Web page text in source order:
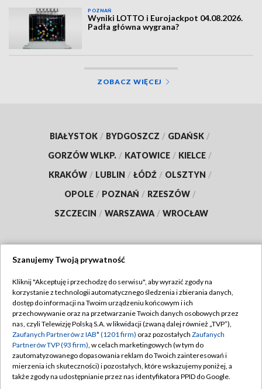
POZNAŃ
Wyniki LOTTO i Eurojackpot 04.08.2026.
Padła główna wygrana?
ZOBACZ WIĘCEJ
BIAŁYSTOK / BYDGOSZCZ / GDAŃSK /
GORZÓW WLKP. / KATOWICE / KIELCE /
KRAKÓW / LUBLIN / ŁÓDŹ / OLSZTYN /
OPOLE / POZNAŃ / RZESZÓW /
SZCZECIN / WARSZAWA / WROCŁAW
TVP
Abonament TVP
Emisja w TVP
Centrum informacji TVP
Naziemna Telewizja Cyfrowa
Regulamin TVP
Polityka prywatności
Moje zgody
Pomoc
Szanujemy Twoją prywatność
Kliknij "Akceptuję i przechodzę do serwisu", aby wyrazić zgody na
korzystanie z technologii automatycznego śledzenia i zbierania danych,
dostęp do informacji na Twoim urządzeniu końcowym i ich
przechowywanie oraz na przetwarzanie Twoich danych osobowych przez
nas, czyli Telewizję Polską S.A. w likwidacji (zwaną dalej również „TVP”),
Zaufanych Partnerów z IAB* (1201 firm) oraz pozostałych Zaufanych
Partnerów TVP (93 firm), w celach marketingowych (w tym do
zautomatyzowanego dopasowania reklam do Twoich zainteresowań i
mierzenia ich skuteczności) i pozostałych, które wskazujemy poniżej, a
także zgody na udostępnianie przez nas identyfikatora PPID do Google.